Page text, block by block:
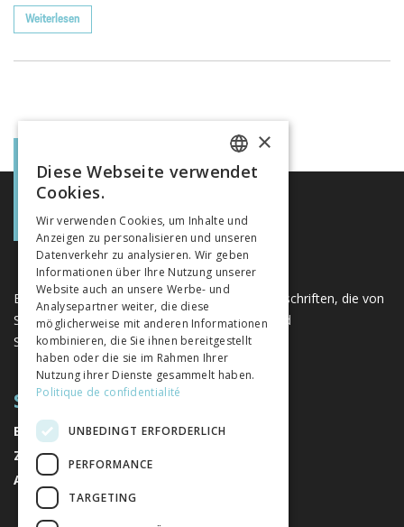
Weiterlesen
Eine einzigartige Plattform für Bücher und Zeitschriften, die von
Schweizer Verlagen im Bereich der Geistes- und
Sozialwissenschaften herausgegeben werden.
SITEMAP
BÜCHER
ZEITSCHRIFTEN
AUTOREN
FRENCH
ITALIAN
×
Diese Webseite verwendet
Cookies.
Wir verwenden Cookies, um Inhalte und
Anzeigen zu personalisieren und unseren
Datenverkehr zu analysieren. Wir geben
Informationen über Ihre Nutzung unserer
Website auch an unsere Werbe- und
Analysepartner weiter, die diese
möglicherweise mit anderen Informationen
kombinieren, die Sie ihnen bereitgestellt
haben oder die sie im Rahmen Ihrer
Nutzung ihrer Dienste gesammelt haben.
Politique de confidentialité
UNBEDINGT ERFORDERLICH
PERFORMANCE
TARGETING